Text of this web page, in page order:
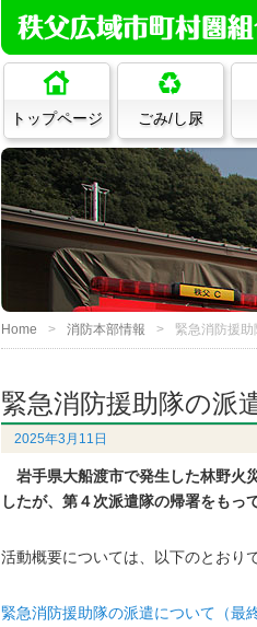
トップページ ごみ/し尿
Home 消防本部情報 緊急消防援助
緊急消防援助隊の派
2025年3月11日
岩手県大船渡市で発生した林野火
したが、第４次派遣隊の帰署をもっ
活動概要については、以下のとおりで
緊急消防援助隊の派遣について（最終